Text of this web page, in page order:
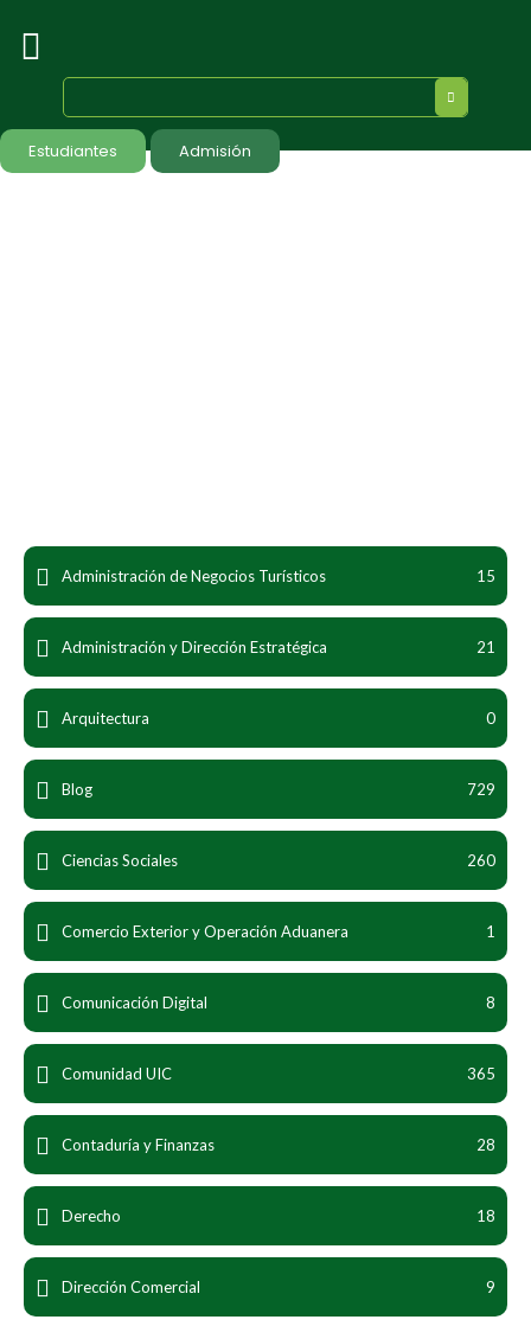
Estudiantes Admisión
Administración de Negocios Turísticos 15
Administración y Dirección Estratégica 21
Arquitectura 0
Blog 729
Ciencias Sociales 260
Comercio Exterior y Operación Aduanera 1
Comunicación Digital 8
Comunidad UIC 365
Contaduría y Finanzas 28
Derecho 18
Dirección Comercial 9